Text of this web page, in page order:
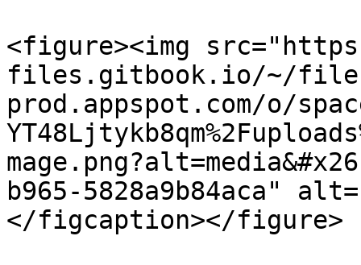
<figure><img
files.gitbook.io/~/
prod.appspot.com/o/
b965-5828a9b84aca"
</figcaption></figure>